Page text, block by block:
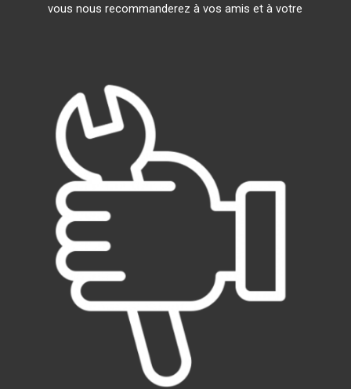
vous nous recommanderez à vos amis et à votre